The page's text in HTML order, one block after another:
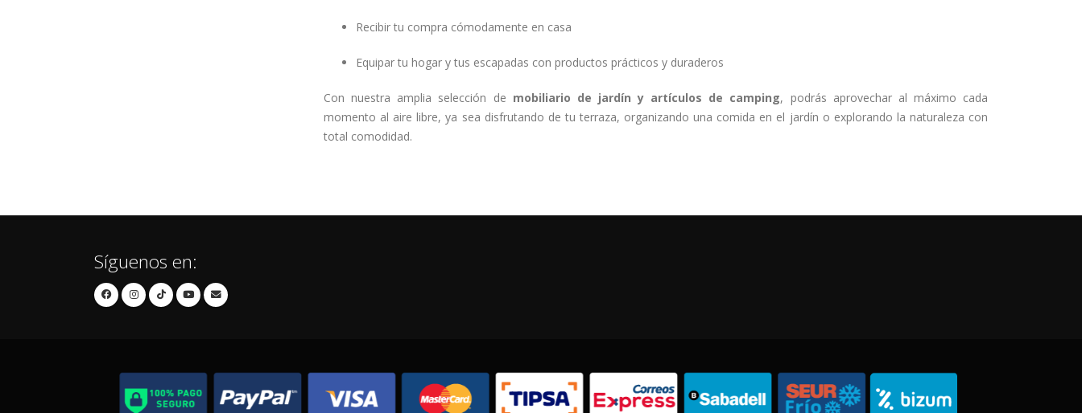
Recibir tu compra cómodamente en casa
Equipar tu hogar y tus escapadas con productos prácticos y duraderos
Con nuestra amplia selección de mobiliario de jardín y artículos de camping, podrás aprovechar al máximo cada
momento al aire libre, ya sea disfrutando de tu terraza, organizando una comida en el jardín o explorando la naturaleza con
total comodidad.
Síguenos en: